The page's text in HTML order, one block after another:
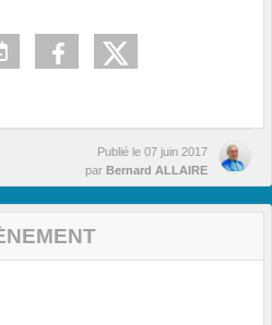
Publié le 07 juin 2017
par Bernard ALLAIRE